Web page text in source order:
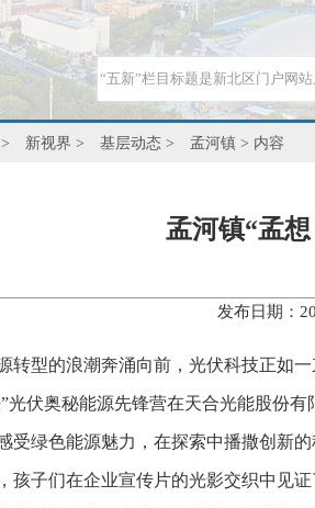
> 新视界 > 基层动态 > 孟河镇 > 内容
孟河镇“孟
发布日期：
转型的浪潮奔涌向前，光伏科技正如
光伏奥秘能源先锋营在天合光能股份
受绿色能源魅力，在探索中播撒创新
孩子们在企业宣传片的光影交织中见